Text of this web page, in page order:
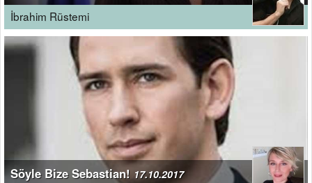
İbrahim Rüstemi
Söyle Bize Sebastian! 17.10.2017